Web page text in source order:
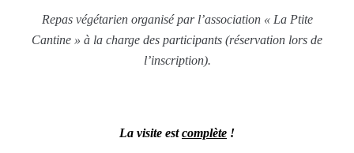
Repas végétarien organisé par l’association « La Ptite
Cantine » à la charge des participants (réservation lors de
l’inscription).
La visite estcomplète !